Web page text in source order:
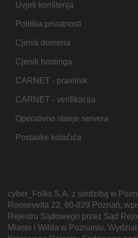
Uvjeti korištenja
Politika privatnosti
Cjenik domena
Cjenik hostinga
CARNET - pravilnik
CARNET - verifikacija
Operativno stanje servera
Postavke kolačića
cyber_Folks S.A. z siedzibą w
Roosevelta 22, 60-829 Poznań,
Rejestru Sądowego przez Sąd
Miasto i Wilda w Poznaniu,